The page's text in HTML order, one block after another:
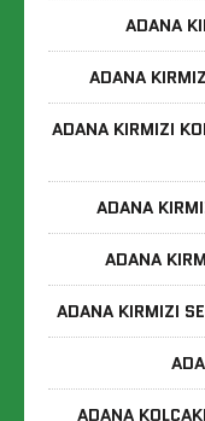
ADANA
ADANA
ADANA KIRMIZI
ADANA
ADANA
ADANA KIRMIZI
ADANA